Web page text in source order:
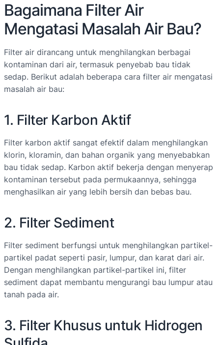
Bagaimana Filter Air
Mengatasi Masalah Air Bau?
Filter air dirancang untuk menghilangkan berbagai
kontaminan dari air, termasuk penyebab bau tidak
sedap. Berikut adalah beberapa cara filter air mengatasi
masalah air bau:
1. Filter Karbon Aktif
Filter karbon aktif sangat efektif dalam menghilangkan
klorin, kloramin, dan bahan organik yang menyebabkan
bau tidak sedap. Karbon aktif bekerja dengan menyerap
kontaminan tersebut pada permukaannya, sehingga
menghasilkan air yang lebih bersih dan bebas bau.
2. Filter Sediment
Filter sediment berfungsi untuk menghilangkan partikel-
partikel padat seperti pasir, lumpur, dan karat dari air.
Dengan menghilangkan partikel-partikel ini, filter
sediment dapat membantu mengurangi bau lumpur atau
tanah pada air.
3. Filter Khusus untuk Hidrogen